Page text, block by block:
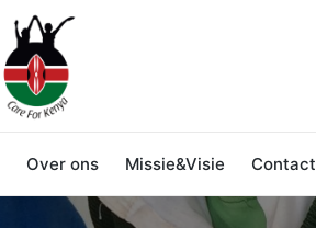
Over ons Missie&Visie Contact